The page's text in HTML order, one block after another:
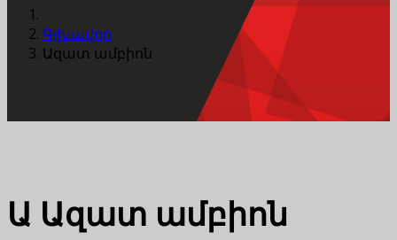
Գլխավոր
Ազատ ամբիոն
Ա Ազատ ամբիոն